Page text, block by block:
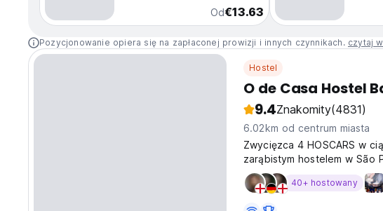
Od€13.63
Pozycjonowanie opiera się na zapłaconej prowizji i innych czynnikach. czytaj
Hostel
O de Casa Hostel
9.4Znakomity(4831)
6.02km od centrum miasta
Zwycięzca 4 HOSCARS w
zarąbistym hostelem w São
40+ hostowany